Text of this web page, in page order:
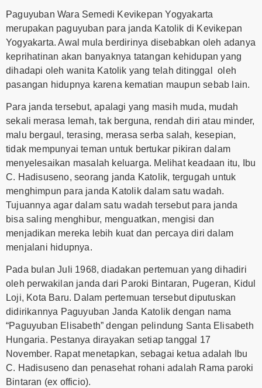
Paguyuban Wara Semedi Kevikepan Yogyakarta
merupakan paguyuban para janda Katolik di Kevikepan
Yogyakarta. Awal mula berdirinya disebabkan oleh adanya
keprihatinan akan banyaknya tatangan kehidupan yang
dihadapi oleh wanita Katolik yang telah ditinggal oleh
pasangan hidupnya karena kematian maupun sebab lain.
Para janda tersebut, apalagi yang masih muda, mudah
sekali merasa lemah, tak berguna, rendah diri atau minder,
malu bergaul, terasing, merasa serba salah, kesepian,
tidak mempunyai teman untuk bertukar pikiran dalam
menyelesaikan masalah keluarga. Melihat keadaan itu, Ibu
C. Hadisuseno, seorang janda Katolik, tergugah untuk
menghimpun para janda Katolik dalam satu wadah.
Tujuannya agar dalam satu wadah tersebut para janda
bisa saling menghibur, menguatkan, mengisi dan
menjadikan mereka lebih kuat dan percaya diri dalam
menjalani hidupnya.
Pada bulan Juli 1968, diadakan pertemuan yang dihadiri
oleh perwakilan janda dari Paroki Bintaran, Pugeran, Kidul
Loji, Kota Baru. Dalam pertemuan tersebut diputuskan
didirikannya Paguyuban Janda Katolik dengan nama
“Paguyuban Elisabeth” dengan pelindung Santa Elisabeth
Hungaria. Pestanya dirayakan setiap tanggal 17
November. Rapat menetapkan, sebagai ketua adalah Ibu
C. Hadisuseno dan penasehat rohani adalah Rama paroki
Bintaran (ex officio).